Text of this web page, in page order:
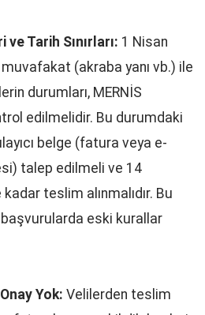
Tarih Sınırları: 1 Nisan
(akraba yanı vb.) ile
durumları, MERNİS
edilmelidir. Bu durumdaki
belge (fatura veya e-
talep edilmeli ve 14
teslim alınmalıdır. Bu
eski kurallar
Yok: Velilerden teslim